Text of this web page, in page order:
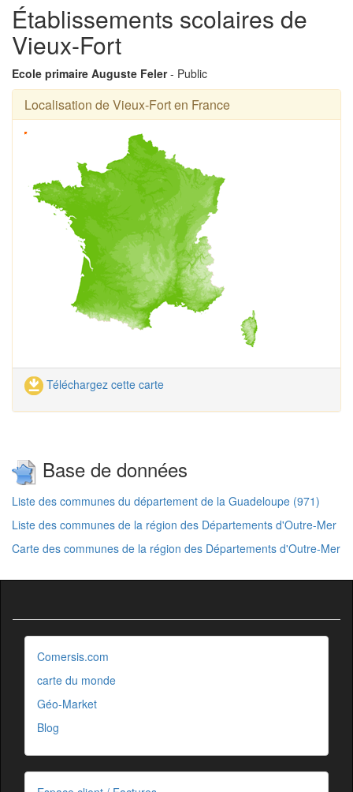
Établissements scolaires de
Vieux-Fort
Ecole primaire Auguste Feler- Public
Localisation de Vieux-Fort en France
Téléchargez cette carte
Base de données
Liste des communes du département de la Guadeloupe (971)
Liste des communes de la région des Départements d'Outre-Mer
Carte des communes de la région des Départements d'Outre-Mer
Comersis.com
carte du monde
Géo-Market
Blog